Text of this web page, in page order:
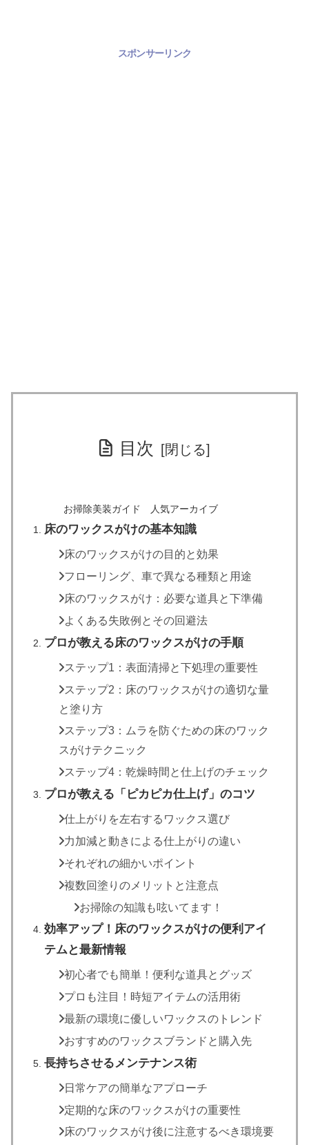
スポンサーリンク
目次
お掃除美装ガイド 人気アーカイブ
床のワックスがけの基本知識
床のワックスがけの目的と効果
フローリング、車で異なる種類と用途
床のワックスがけ：必要な道具と下準備
よくある失敗例とその回避法
プロが教える床のワックスがけの手順
ステップ1：表面清掃と下処理の重要性
ステップ2：床のワックスがけの適切な量
と塗り方
ステップ3：ムラを防ぐための床のワック
スがけテクニック
ステップ4：乾燥時間と仕上げのチェック
プロが教える「ピカピカ仕上げ」のコツ
仕上がりを左右するワックス選び
力加減と動きによる仕上がりの違い
それぞれの細かいポイント
複数回塗りのメリットと注意点
お掃除の知識も呟いてます！
効率アップ！床のワックスがけの便利アイ
テムと最新情報
初心者でも簡単！便利な道具とグッズ
プロも注目！時短アイテムの活用術
最新の環境に優しいワックスのトレンド
おすすめのワックスブランドと購入先
長持ちさせるメンテナンス術
日常ケアの簡単なアプローチ
定期的な床のワックスがけの重要性
床のワックスがけ後に注意するべき環境要